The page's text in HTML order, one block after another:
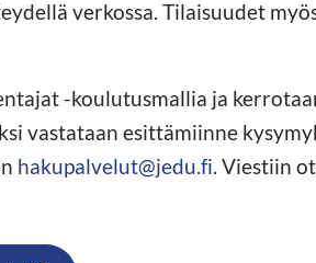
verkossa. Tilaisuudet
-koulutusmallia ja
vastataan esittämiinne
hakupalvelut@jedu.fi. Viestiin